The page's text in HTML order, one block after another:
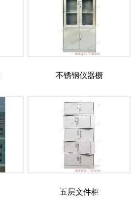
不锈钢仪器橱
五层文件柜